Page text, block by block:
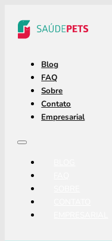
Blog
FAQ
Sobre
Contato
Empresarial